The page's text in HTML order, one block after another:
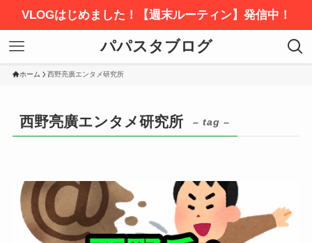
VLOGはじめました！【週末ルーティン】発信中！
パパスタブログ
ホーム 西野亮廣エンタメ研究所
西野亮廣エンタメ研究所 – tag –